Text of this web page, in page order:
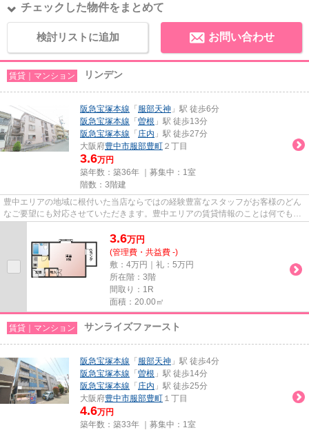
チェックした物件をまとめて
検討リストに追加 お問い合わせ
賃貸｜マンション リンデン
阪急宝塚本線 「 服部天神 」駅 徒歩6分
阪急宝塚本線 「 曽根 」駅 徒歩13分
阪急宝塚本線 「 庄内 」駅 徒歩27分
大阪府豊中市服部豊町 ２丁目
3.6万円
築年数：築36年 ｜募集中： 1室
階数：3階建
豊中エリアの地域に根付いた当店ならではの経験豊富なスタッフがお客様のどん
なご要望にも対応させていただきます。豊中エリアの賃貸情報のことは何でもお
3.6万円
(管理費・共益費 -)
敷：4万円｜礼：5万円
所在階：3階
間取り：1R
面積：20.00㎡
賃貸｜マンション サンライズファースト
阪急宝塚本線 「 服部天神 」駅 徒歩4分
阪急宝塚本線 「 曽根 」駅 徒歩14分
阪急宝塚本線 「 庄内 」駅 徒歩25分
大阪府豊中市服部豊町 １丁目
4.6万円
築年数：築33年 ｜募集中： 1室